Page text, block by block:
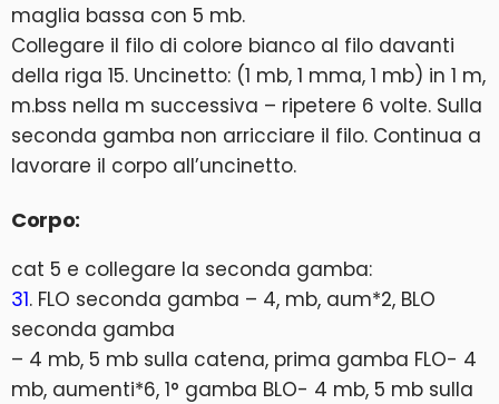
maglia bassa con 5 mb.
Collegare il filo di colore bianco al filo davanti
della riga 15. Uncinetto: (1 mb, 1 mma, 1 mb) in 1 m,
m.bss nella m successiva – ripetere 6 volte. Sulla
seconda gamba non arricciare il filo. Continua a
lavorare il corpo all’uncinetto.
Corpo:
cat 5 e collegare la seconda gamba:
31. FLO seconda gamba – 4, mb, aum*2, BLO
seconda gamba
– 4 mb, 5 mb sulla catena, prima gamba FLO- 4
mb, aumenti*6, 1° gamba BLO- 4 mb, 5 mb sulla